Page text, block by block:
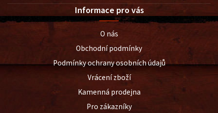
Informace pro vás
O nás
Obchodní podmínky
Podmínky ochrany osobních údajů
Vrácení zboží
Kamenná prodejna
Pro zákazníky